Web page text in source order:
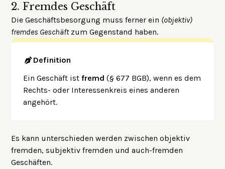
2. Fremdes Geschäft
Die Geschäftsbesorgung muss ferner ein (objektiv)
fremdes Geschäftzum Gegenstand haben.
Definition
Ein Geschäft istfremd (§ 677 BGB), wenn es dem
Rechts- oder Interessenkreis eines anderen
angehört.
Es kann unterschieden werden zwischen objektiv
fremden, subjektiv fremden und auch-fremden
Geschäften.